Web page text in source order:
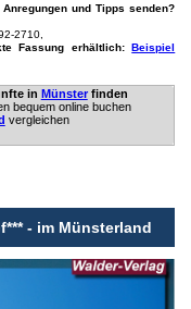
und Tipps senden?
2710,
Fassung erhältlich:Beispiel
in Münsterfinden
bequem online buchen
vergleichen
- im Münsterland